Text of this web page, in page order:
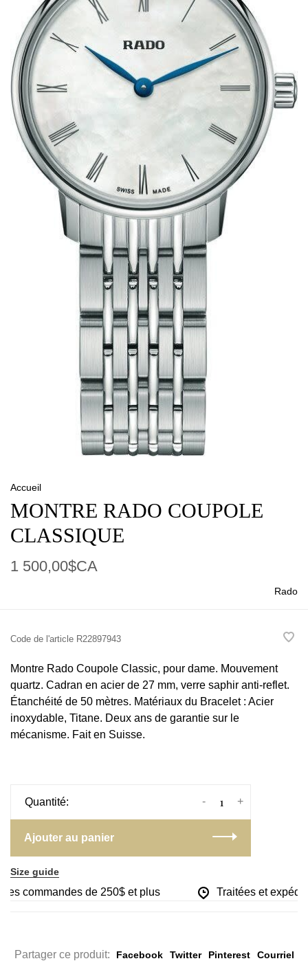
Accueil
MONTRE RADO COUPOLE
CLASSIQUE
1 500,00$CA
Rado
Code de l'article R22897943
Montre Rado Coupole Classic, pour dame. Mouvement
quartz. Cadran en acier de 27 mm, verre saphir anti-reflet.
Étanchéité de 50 mètres. Matériaux du Bracelet : Acier
inoxydable, Titane. Deux ans de garantie sur le
mécanisme. Fait en Suisse.
Quantité: +
-
Ajouter au panier
Size guide
commandes de 250$ et plus Traitées et
Partager ce produit: Facebook Twitter Pinterest Courriel